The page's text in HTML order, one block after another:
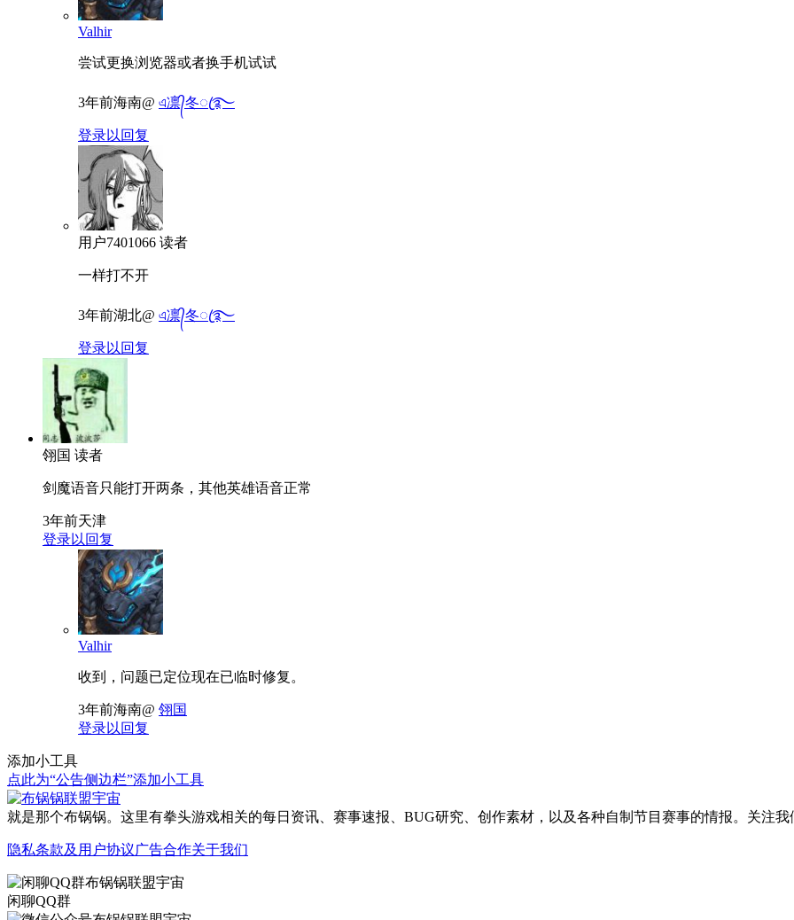
Valhir
尝试更换浏览器或者换手机试试
3年前海南@ এ凛᭄冬ꦿ࿐
登录以回复
用户7401066 读者
一样打不开
3年前湖北@ এ凛᭄冬ꦿ࿐
登录以回复
翎国 读者
剑魔语音只能打开两条，其他英雄语音正常
3年前天津
登录以回复
Valhir
收到，问题已定位现在已临时修复。
3年前海南@ 翎国
登录以回复
添加小工具
点此为“公告侧边栏”添加小工具
就是那个布锅锅。这里有拳头游戏相关的每日资讯、赛事速报、BUG研究、创作素材，以及各种自制节目赛事的情报。关注
隐私条款及用户协议广告合作关于我们
闲聊QQ群